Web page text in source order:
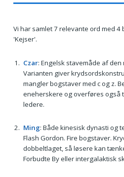
Vi har samlet 7 relevante ord med
'Kejser'.
Czar: Engelsk stavemåde af
Varianten giver
mangler bogstaver med c og z.
eneherskere og overføres også
ledere.
Ming: Både kinesisk dynasti og
Flash Gordon. Fire bogstaver.
dobbeltlaget, så løsere kan
Forbudte By eller intergalaktisk